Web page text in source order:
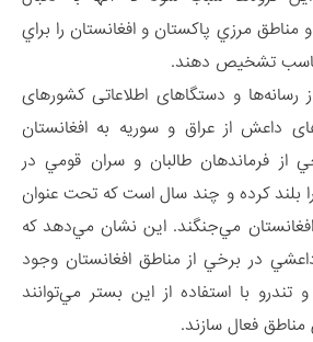
مناطق مرزي پاکستان و افغانستان را براي
تشخيص دهند.
رسانه‌ها و دستگاهای اطلاعاتی کشورهای
داعش از عراق و سوريه به افغانستان
از فرماندهان طالبان و سران قومي در
بلند کرده و چند سال است که تحت عنوان
مي‌جنگند. اين نشان مي‌دهد که
در برخي از مناطق افغانستان وجود
با استفاده از اين بستر مي‌توانند
مناطق فعال سازند.